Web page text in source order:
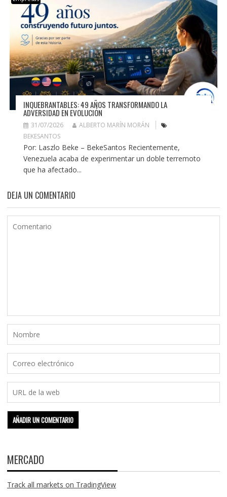
INQUEBRANTABLES: 49 AÑOS TRANSFORMANDO LA
ADVERSIDAD EN EVOLUCIÓN
31/07/2026
ALBERTO MARÍN MORÁN
BEKESANTOS
Por: Laszlo Beke – BekeSantos Recientemente,
Venezuela acaba de experimentar un doble terremoto
que ha afectado...
DEJA UN COMENTARIO
MERCADO
Track all markets on TradingView